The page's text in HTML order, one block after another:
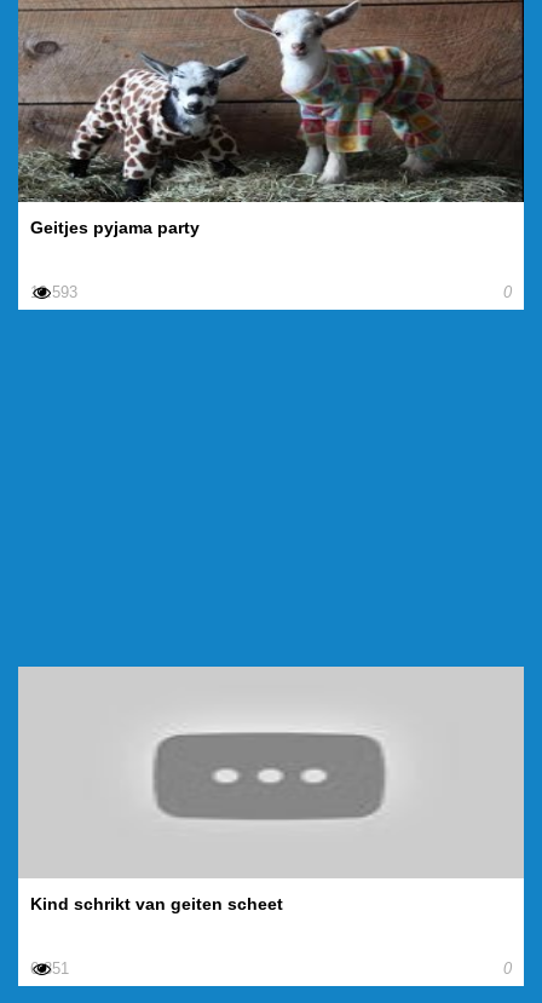
Geitjes pyjama party
19.593 0
Kind schrikt van geiten scheet
6.851 0